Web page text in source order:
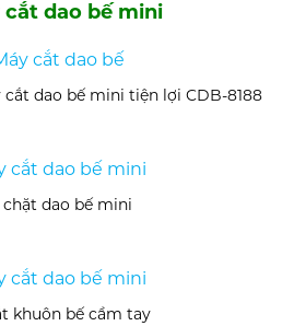
dao bế mini
dao bế mini tiện lợi CDB-8188
chặt dao bế mini
khuôn bế cầm tay